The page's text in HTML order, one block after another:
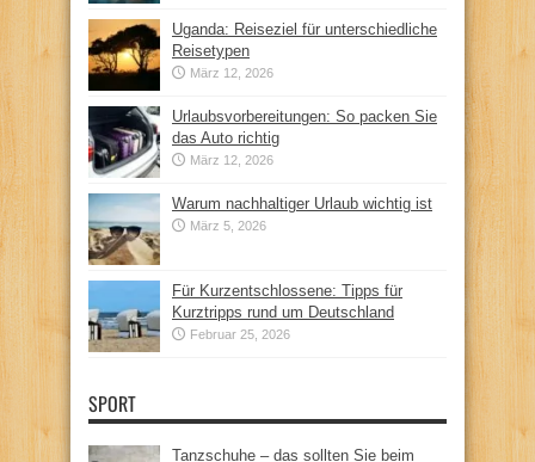
Uganda: Reiseziel für unterschiedliche
Reisetypen
März 12, 2026
Urlaubsvorbereitungen: So packen Sie
das Auto richtig
März 12, 2026
Warum nachhaltiger Urlaub wichtig ist
März 5, 2026
Für Kurzentschlossene: Tipps für
Kurztripps rund um Deutschland
Februar 25, 2026
SPORT
Tanzschuhe – das sollten Sie beim